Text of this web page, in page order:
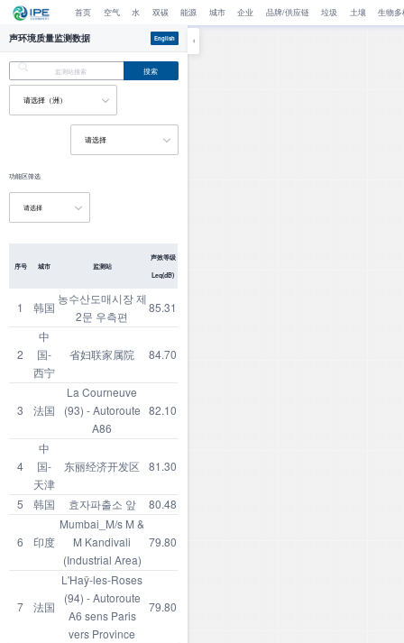
声环境质量监测数据 English
搜索
功能区筛选
序号 城市 监测站
声效等级
Leq(dB)
1 韩国
농수산도매시장 제
2문 우측편
85.31
2
中
国-
西宁
省妇联家属院 84.70
3 法国
La Courneuve
(93) - Autoroute
A86
82.10
4
中
国-
天津
东丽经济开发区 81.30
5 韩国 효자파출소 앞 80.48
6 印度
Mumbai_M/s M &
M Kandivali
(Industrial Area)
79.80
7 法国
L'Haÿ-les-Roses
(94) - Autoroute
A6 sens Paris
vers Province
79.80
首页 空气 水 双碳 能源 城市 企业 品牌/供应链 垃圾 土壤 生物